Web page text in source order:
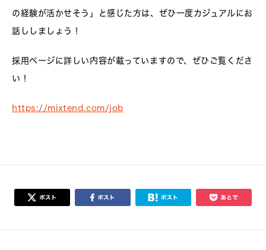
の経験が活かせそう」と感じた方は、ぜひ一度カジュアルにお
話ししましょう！
採用ページに詳しい内容が載っていますので、ぜひご覧くださ
い！
https://mixtend.com/job